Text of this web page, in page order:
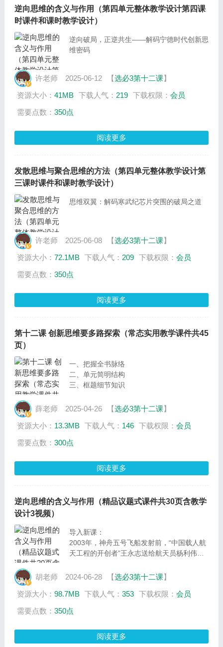
逆向思维的含义与作用（第四单元整体教学设计第四课
时课件和课时教学设计）
逆向破局，正逆共生——解码宁德时代创新思
维密码
许老师 2025-06-12 【选必3第十二课】
资源大小： 41MB 下载人气： 219 下载权限： 会员
需要点数： 350点
阅读更多
发散思维与聚合思维的方法（第四单元整体教学设计第
三课时课件和课时教学设计）
思维双翼：解码寒武纪芯片突围的破局之道
许老师 2025-06-08 【选必3第十二课】
资源大小： 72.1MB 下载人气： 209 下载权限： 会员
需要点数： 350点
阅读更多
第十二课 创新思维要多路探索（常态实用教学课件共45
页）
一、把握全书脉络
二、单元简明结构
三、框题细节知识
薛老师 2025-04-26 【选必3第十二课】
资源大小： 13.3MB 下载人气： 146 下载权限： 会员
需要点数： 300点
阅读更多
逆向思维的含义与作用（精品议题式课件共30页含教学
设计3视频）
导入新课：
2003年，神舟五号飞船发射前，“中国载人航
天工程的开创者”王永志送给航天员杨利伟一
海。”诗句背后，是他承担的千钧重压。10月
年“飞天梦”。
如今，中国载人航天工程三步走计划全部完
成，历次任务连战连捷。而中国载人航天工程
是创新思维的闪耀，更是逆向思维的运用。今
胡老师 2024-06-28 【选必3第十二课】
资源大小： 98.7MB 下载人气： 353 下载权限： 会员
需要点数： 350点
阅读更多